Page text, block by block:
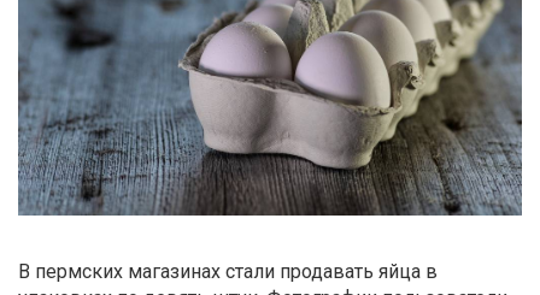
В пермских магазинах стали продавать яйца в